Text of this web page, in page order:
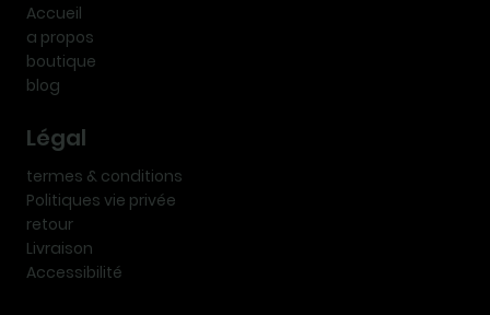
Accueil
a propos
boutique
blog
Légal
termes & conditions
Politiques vie privée
retour
Livraison
Accessibilité